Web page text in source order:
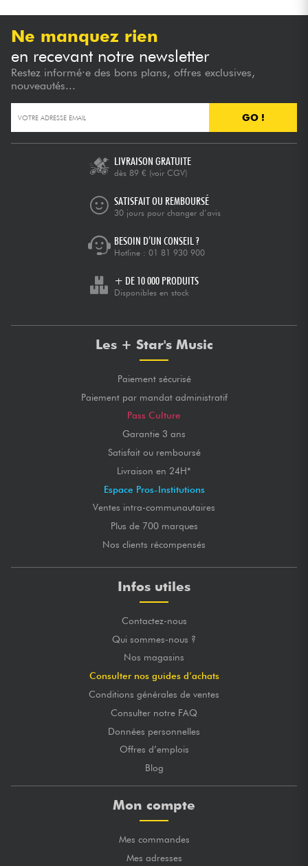
Ne manquez rien
en recevant notre newsletter
Restez informé·e des bons plans, offres exclusives,
nouveautés...
GO !
LIVRAISON GRATUITE
dès 89 € (voir CGV)
SATISFAIT OU REMBOURSÉ
30 jours pour changer d’avis
BESOIN D’UN CONSEIL ?
Hotline : 01 81 930 900
+ DE 10 000 PRODUITS
Disponibles en stock
Les + Star's Music
Paiement sécurisé
Paiement par mandat administratif
Pass Culture
Garantie 3 ans
Satisfait ou remboursé
Livraison en 24H*
Espace Pros-Institutions
Ventes intra-communautaires
Plus de 700 marques
Nos clients récompensés
Infos utiles
Contactez-nous
Qui sommes-nous ?
Nos magasins
Consulter nos guides d’achats
Conditions générales de ventes
Consulter notre FAQ
Données personnelles
Offres d’emplois
Blog
Mon compte
Mes commandes
Mes adresses